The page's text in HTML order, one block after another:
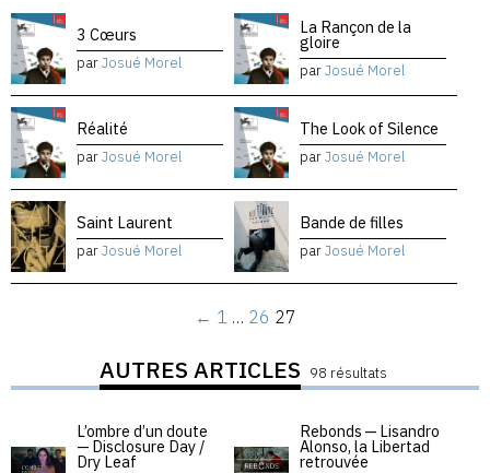
3 Cœurs
parJosué Morel
La Rançon de la
gloire
parJosué Morel
Réalité
parJosué Morel
The Look of Silence
parJosué Morel
Saint Laurent
parJosué Morel
Bande de filles
parJosué Morel
← 1 … 26 27
AUTRES ARTICLES 98 résultats
L’ombre d’un doute
— Disclosure Day /
Dry Leaf
Rebonds — Lisandro
Alonso, la Libertad
retrouvée